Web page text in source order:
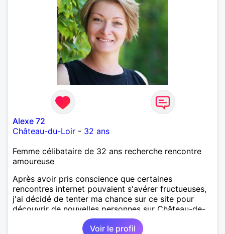
Alexe 72
Château-du-Loir - 32 ans
Femme célibataire de 32 ans recherche rencontre
amoureuse
Après avoir pris conscience que certaines
rencontres internet pouvaient s'avérer fructueuses,
j'ai décidé de tenter ma chance sur ce site pour
découvrir de nouvelles personnes sur Château-de-
Loir voire Le Mans ou La Flèche !
Voir le profil